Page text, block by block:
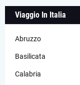
Viaggio In Italia
Abruzzo
Basilicata
Calabria